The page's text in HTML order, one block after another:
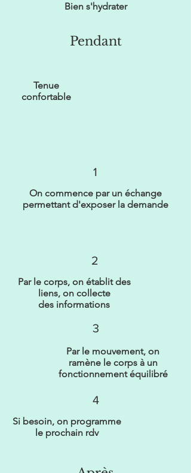
Bien s'hydrater
Pendant
Tenue
confortable
1
On commence par un échange
permettant d'exposer la demande
2
Par le corps, on établit des
liens, on collecte
des informations
3
Par le mouvement, on
ramène le corps à un
fonctionnement équilibré
4
Si besoin, on programme
le prochain rdv